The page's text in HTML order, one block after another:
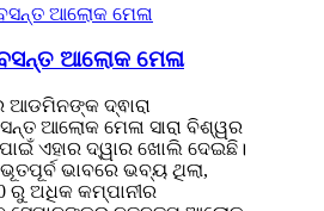
ବସନ୍ତ ଆଲୋକ ମେଳା
ଆଡମିନଙ୍କ ଦ୍ଵାରା
ଆଲୋକ ମେଳା ସାରା ବିଶ୍ୱର
ଏହାର ଦ୍ୱାର ଖୋଲି ଦେଇଛି।
ଭାବରେ ଭବ୍ୟ ଥିଲା,
ରୁ ଅଧିକ କମ୍ପାନୀର